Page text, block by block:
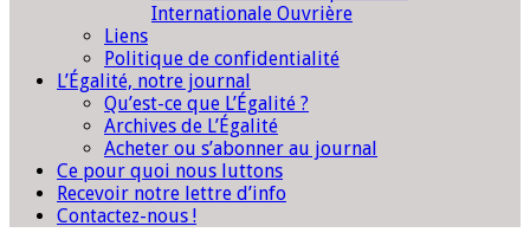
Internationale Ouvrière
Liens
Politique de confidentialité
L’Égalité, notre journal
Qu’est-ce que L’Égalité ?
Archives de L’Égalité
Acheter ou s’abonner au journal
Ce pour quoi nous luttons
Recevoir notre lettre d’info
Contactez-nous !